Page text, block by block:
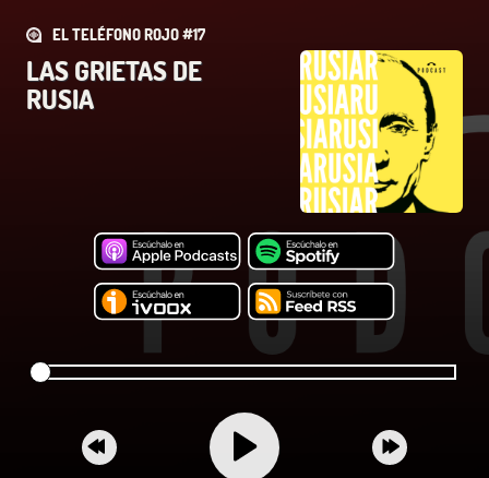
EL TELÉFONO ROJO #17
LAS GRIETAS DE
RUSIA